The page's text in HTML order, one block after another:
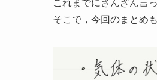
そこで，今回のまとめ